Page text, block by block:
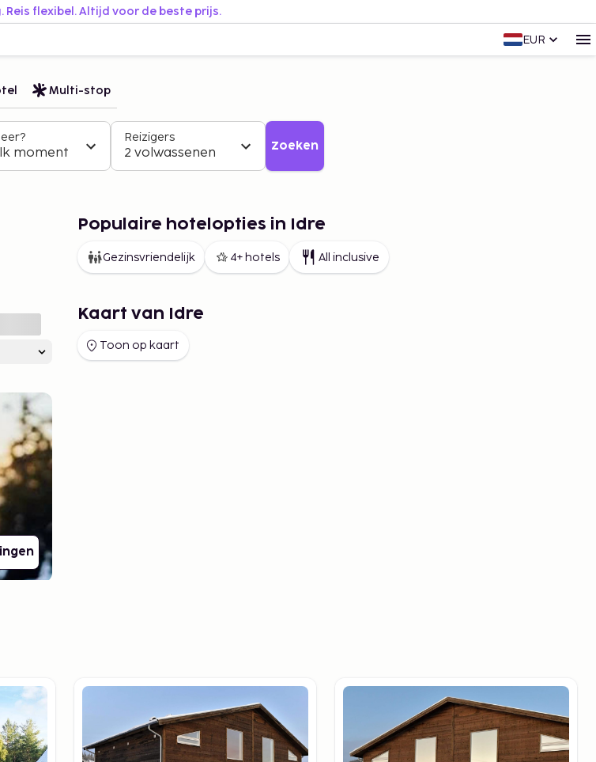
Reis flexibel. Altijd voor de beste prijs.
EUR
Multi-stop
moment
Reizigers
2 volwassenen Zoeken
Populaire hotelopties in Idre
Gezinsvriendelijk 4+ hotels All inclusive
Kaart van Idre
Toon op kaart